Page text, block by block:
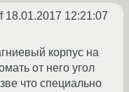
18.01.2017 12:21:07
корпус на
от него угол
что специально